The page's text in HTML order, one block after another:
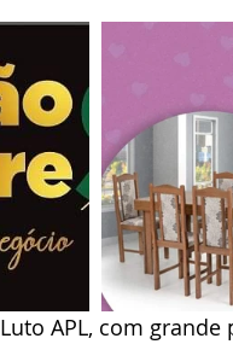
APL, com grande